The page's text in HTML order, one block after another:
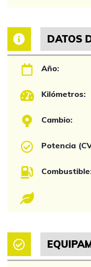
DATOS
Año:
Kilómetros:
Cambio:
Potencia